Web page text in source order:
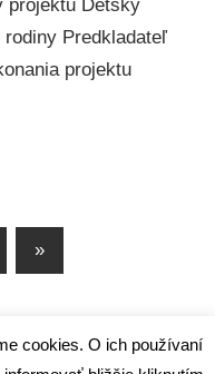
projektu Detský
Predkladateľ
projektu
Next
»
cookies. O ich používaní